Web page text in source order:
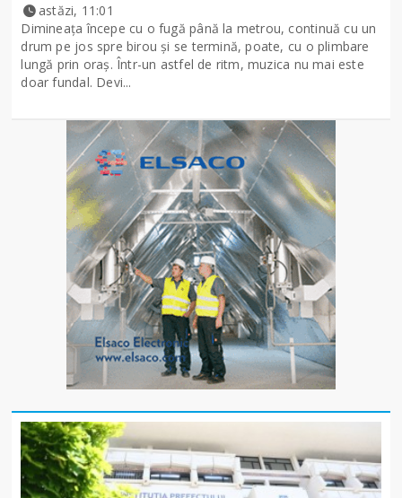
astăzi, 11:01
Dimineața începe cu o fugă până la metrou, continuă cu un
drum pe jos spre birou și se termină, poate, cu o plimbare
lungă prin oraș. Într-un astfel de ritm, muzica nu mai este
doar fundal. Devi...